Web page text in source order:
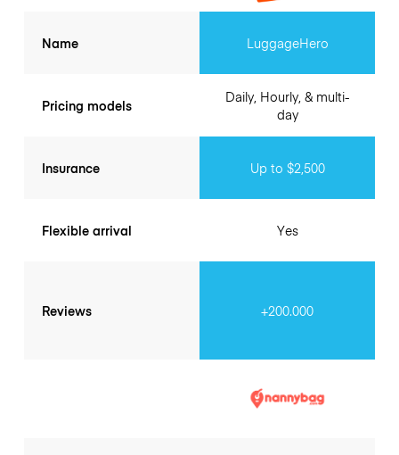
Name
Pricing models
Insurance
Flexible arrival
Reviews
LuggageHero
Daily, Hourly, & multi-
day
Up to $2,500
Yes
+200.000